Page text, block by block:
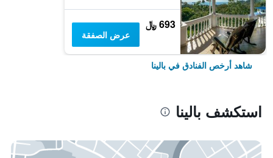
693 ﷼
عرض الصفقة
شاهد أرخص الفنادق في بالينا
استكشف بالينا